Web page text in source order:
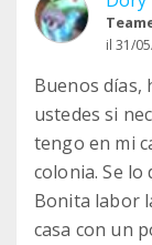
il 31/
Buenos días,
ustedes si
tengo en mi
colonia. Se lo
Bonita labor
casa con un